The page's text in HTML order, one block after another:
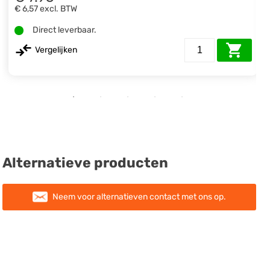
€ 6,57excl. BTW
Direct leverbaar.
Vergelijken
Alternatieve producten
Neem voor alternatieven contact met ons op.